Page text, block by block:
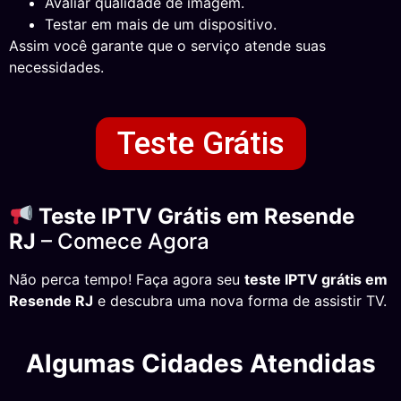
Testar em mais de um dispositivo.
Assim você garante que o serviço atende suas
necessidades.
Teste Grátis
Teste IPTV Grátis em Resende
RJ – Comece Agora
Não perca tempo! Faça agora seu teste IPTV grátis em
Resende RJ e descubra uma nova forma de assistir TV.
Algumas Cidades Atendidas